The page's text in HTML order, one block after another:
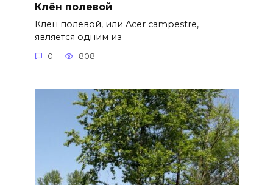
Клён полевой
Клён полевой, или Acer campestre,
является одним из
0 808